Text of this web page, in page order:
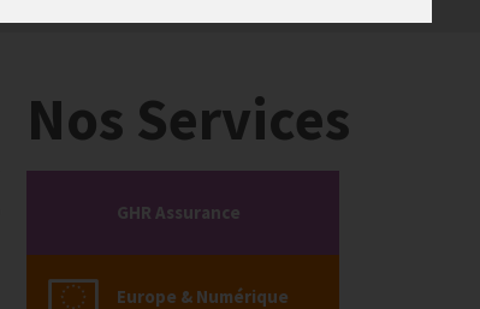
Nos Services
GHR Assurance
Europe & Numérique